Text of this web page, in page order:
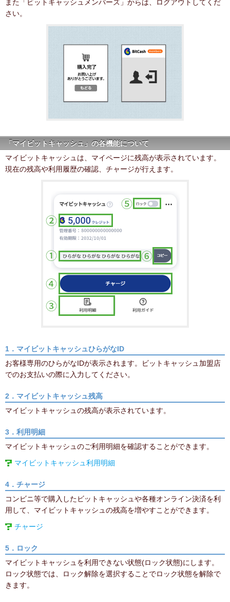
また「ビットキャッシュメンバーズ」からは、ログアウトしてくだ
さい。
「マイビットキャッシュ」の各機能について
マイビットキャッシュは、マイページに残高が表示されています。
現在の残高や利用履歴の確認、チャージが行えます。
1．マイビットキャッシュひらがなID
お客様専用のひらがなIDが表示されます。ビットキャッシュ加盟店
でのお支払いの際に入力してください。
2．マイビットキャッシュ残高
マイビットキャッシュの残高が表示されています。
3．利用明細
マイビットキャッシュのご利用明細を確認することができます。
マイビットキャッシュ利用明細
4．チャージ
コンビニ等で購入したビットキャッシュや各種オンライン決済を利
用して、マイビットキャッシュの残高を増やすことができます。
チャージ
5．ロック
マイビットキャッシュを利用できない状態(ロック状態)にします。
ロック状態では、ロック解除を選択することでロック状態を解除で
きます。